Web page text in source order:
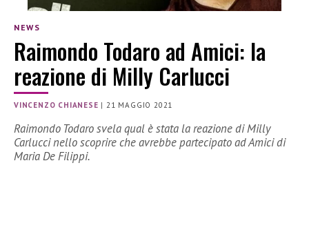
NEWS
Raimondo Todaro ad Amici: la
reazione di Milly Carlucci
VINCENZO CHIANESE |21 MAGGIO 2021
Raimondo Todaro svela qual è stata la reazione di Milly
Carlucci nello scoprire che avrebbe partecipato ad Amici di
Maria De Filippi.